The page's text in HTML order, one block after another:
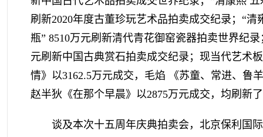
刷新2020年度古董珍玩艺术品拍卖成交纪录；“
瓶” 8510万元刷新清代青花御窑瓷器拍卖世界纪录
元刷新中国古典赏石拍卖成交纪录；现当代艺术
情》以3162.5万元成交，毛焰 《苏童、常进、鲁
赵半狄《在那个早晨》以2875万元成交，均刷新
谈及本次十五周年庆典拍卖会，北京保利国际